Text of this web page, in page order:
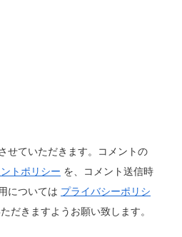
せていただきます。コメントの
トポリシー を、コメント送信時
については プライバシーポリシ
だきますようお願い致します。